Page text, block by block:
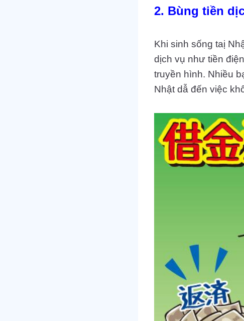
2. Bùng tiền
Khi sinh sống taị
dịch vụ như tiền
truyền hình. Nhiều
Nhật dẫ đến việc